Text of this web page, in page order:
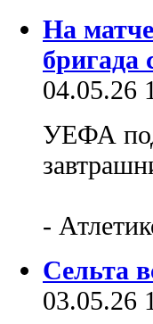
На
бригада
04.05.26
УЕФА
-
Сельта
03.05.26